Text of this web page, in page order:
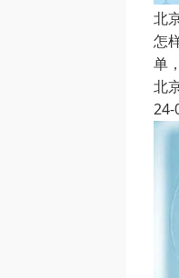
北
怎
单
北
24-